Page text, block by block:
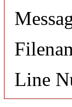
Line